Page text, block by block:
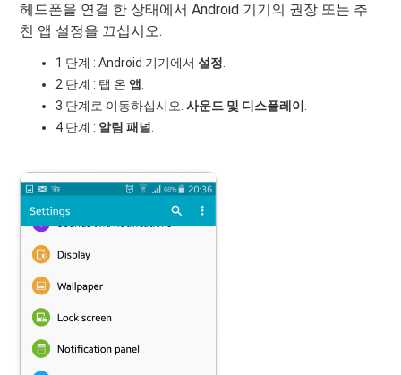
헤드폰을 연결 한 상태에서 Android 기기의 권장 또는 추
천 앱 설정을 끄십시오.
1 단계 : Android 기기에서설정
2 단계 : 탭 온 앱
3 단계로 이동하십시오.사운드 및 디스플레이
4 단계 : 알림 패널